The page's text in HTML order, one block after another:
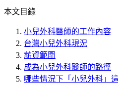
本文目錄
小兒外科醫師的工作內容
台灣小兒外科現況
薪資範圍
成為小兒外科醫師的路徑
哪些情況下「小兒外科」